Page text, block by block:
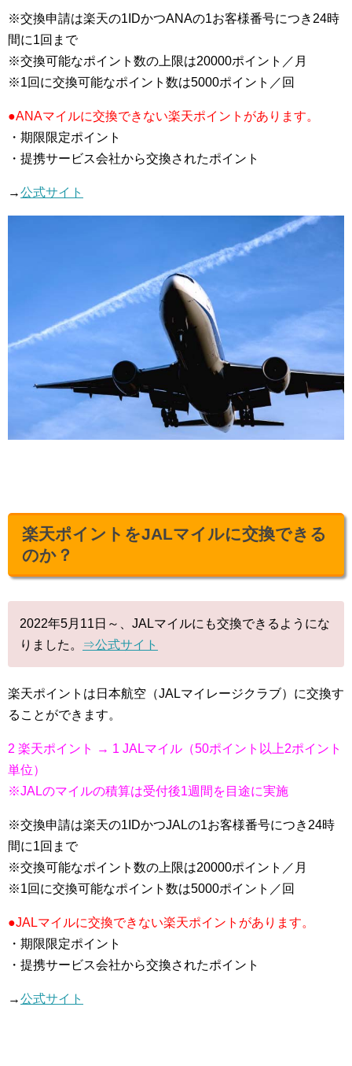
※交換申請は楽天の1IDかつANAの1お客様番号につき24時
間に1回まで
※交換可能なポイント数の上限は20000ポイント／月
※1回に交換可能なポイント数は5000ポイント／回
●ANAマイルに交換できない楽天ポイントがあります。
・期限限定ポイント
・提携サービス会社から交換されたポイント
→公式サイト
楽天ポイントをJALマイルに交換できる
のか？
2022年5月11日～、JALマイルにも交換できるようにな
りました。
⇒公式サイト
楽天ポイントは日本航空（JALマイレージクラブ）に交換す
ることができます。
2 楽天ポイント → 1 JALマイル（50ポイント以上2ポイント
単位）
※JALのマイルの積算は受付後1週間を目途に実施
※交換申請は楽天の1IDかつJALの1お客様番号につき24時
間に1回まで
※交換可能なポイント数の上限は20000ポイント／月
※1回に交換可能なポイント数は5000ポイント／回
●JALマイルに交換できない楽天ポイントがあります。
・期限限定ポイント
・提携サービス会社から交換されたポイント
→公式サイト